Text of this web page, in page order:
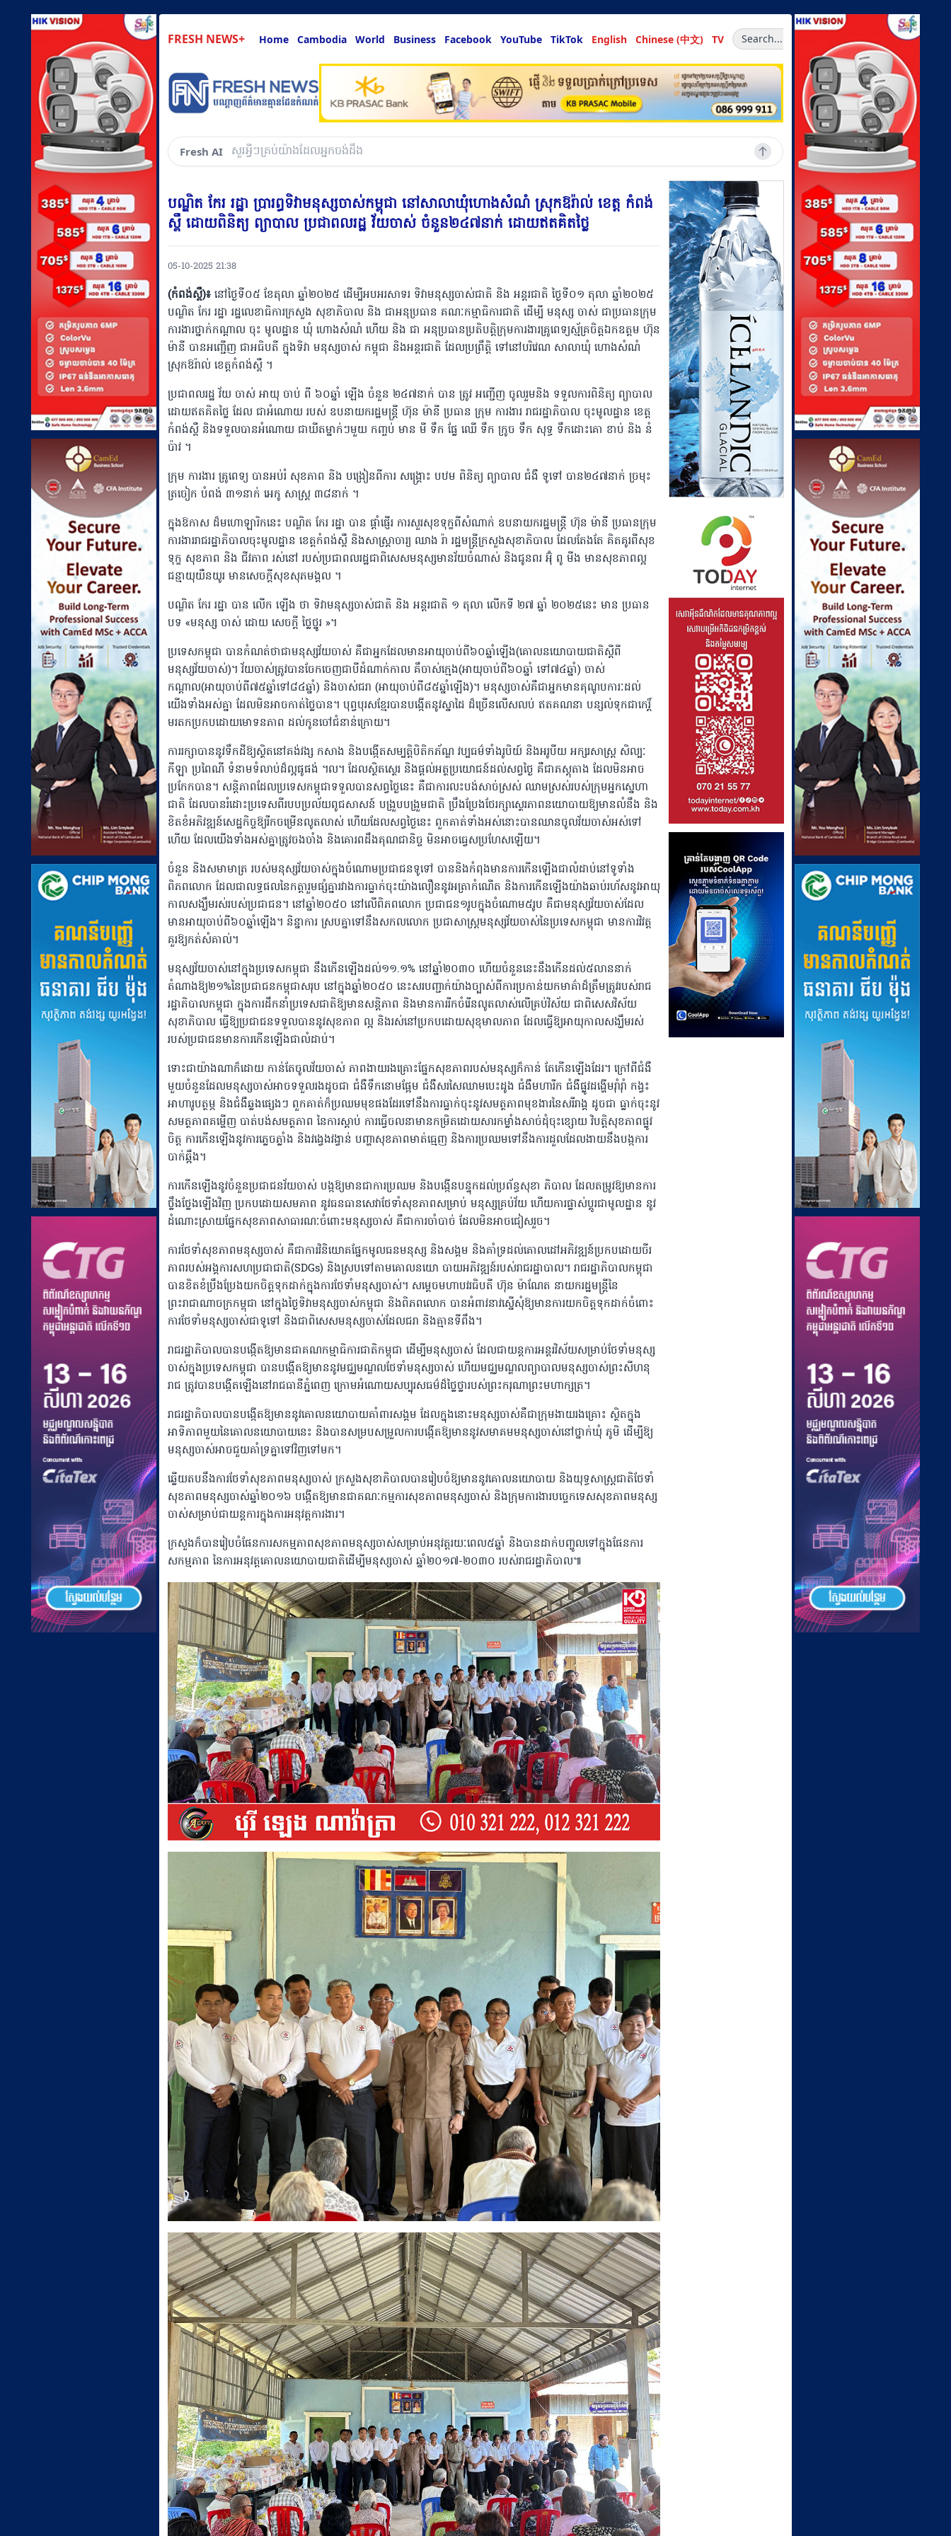
FRESH NEWS+ Home Cambodia World Business Facebook YouTube TikTok English Chinese (中文) TV Search...
Fresh AI ask abou
បណ្ឌិត កែរ រដ្ឋា ប្រារព្ធទិវាមនុស្សចាស់កម្ពុជា នៅសាលាឃុំហោងសំណំ ស្រុកឱរ៉ាល់ ខេត្ត កំពង់
ស្ពឺ ដោយពិនិត្យ ព្យាបាល ប្រជាពលរដ្ឋ វ័យចាស់ ចំនួន២៤៧នាក់ ដោយឥតគិតថ្លៃ
05-10-2025 21:38
(កំពង់ស្ពឺ)៖នៅថ្ងៃទី០៥ ខែតុលា ឆ្នាំ២០២៥ ដើម្បីអបអរសាទរ ទិវាមនុស្សចាស់ជាតិ និង អន្តរជាតិ ថ្ងៃទី០១ តុលា ឆ្នាំ២០២៥
បណ្ឌិត កែរ រដ្ឋា រដ្ឋលេខាធិការក្រសួង សុខាភិបាល និង ជាអនុប្រធាន គណៈកម្មាធិការជាតិ ដេីម្បី មនុស្ស ចាស់ ជាប្រធានក្រុម
ការងារថ្នាក់កណ្តាល ចុះ មូលដ្ឋាន ឃុំ ហោងសំណំ ហើយ និង ជា អនុប្រធានប្រតិបត្តិក្រុមការងារគ្រូពេទ្យស្ម័គ្រចិត្តឯកឧត្តម ហ៊ុន
ម៉ានី បានអញ្ជេីញ ជាអធិបតី ក្នុងទិវា មនុស្សចាស់ កម្ពុជា និងអន្តរជាតិ ដែលប្រព្រឹត្តិ ទៅនៅបរិវេណ សាលាឃុំ ហោងសំណំ
ស្រុកឱរ៉ាល់ ខេត្តកំពង់ស្ពឺ ។
ប្រជាពលរដ្ឋ វ័យ ចាស់ អាយុ ចាប់ ពី ៦០ឆ្នាំ ឡើង ចំនួន ២៤៧នាក់ បាន ត្រូវ អញ្ជើញ ចូលរួមនិង ទទួលការពិនិត្យ ព្យាបាល
ដោយឥតគិតថ្លៃ ដែល ជាអំណោយ របស់ ឧបនាយករដ្ឋមន្ត្រី ហ៊ុន ម៉ានី ប្រធាន ក្រុម ការងារ រាជរដ្ឋាភិបាល ចុះមូលដ្ឋាន ខេត្ត
កំពង់ស្ពឺ និងទទួលបានអំណោយ ជាឃីតម្នាក់ៗមួយ កញ្ចប់ មាន មី ទឹក ផ្លែ ឈើ ទឹក ក្រូច ទឹក សុទ្ធ ទឹកដោះគោ ខាប់ និង នំ
ប៉ាវ ។
ក្រុម ការងារ គ្រូពេទ្យ បានអប់រំ សុខភាព និង បង្រៀនពីការ សង្គ្រោះ បឋម ពិនិត្យ ព្យាបាល ជំងឺ ទូទៅ បាន២៤៧នាក់ ច្រមុះ
ត្រចៀក បំពង់ ៣១នាក់ អេកូ សាស្ត្រ ៣៨នាក់ ។
ក្នុងឱកាស ដ៏មហោឡារិកនេះ បណ្ឌិត កែរ រដ្ឋា បាន ផ្តាំផ្ញើរ ការសួរសុខទុក្ខពីសំណាក់ ឧបនាយករដ្ឋមន្ត្រី ហ៊ុន ម៉ានី ប្រធានក្រុម
ការងាររាជរដ្ឋាភិបាលចុះមូលដ្ឋាន ខេត្តកំពង់ស្ពឺ និងសាស្ត្រាចារ្យ ឈាង រ៉ា រដ្ឋមន្ត្រីក្រសួងសុខាភិបាល ដែលតែងតែ គិតគូរពីសុខ
ទុក្ខ សុខភាព និង ជីវភាព រស់នៅ របស់ប្រជាពលរដ្ឋជាពិសេសមនុស្សមានវ័យចំណាស់ និងជូនពរ អ៊ុំ ពូ មីង មានសុខភាពល្អ
ជន្មាយុយឺនយូរ មានសេចក្ដីសុខសុភមង្គល ។
បណ្ឌិត កែរ រដ្ឋា បាន លើក ឡើង ថា ទិវាមនុស្សចាស់ជាតិ និង អន្តរជាតិ ១ តុលា លេីកទី ២៧ ឆ្នាំ ២០២៥នេះ មាន ប្រធាន
បទ «មនុស្ស ចាស់ ដោយ សេចក្ដី ថ្លៃថ្នូរ »។
ប្រទេសកម្ពុជា បានកំណត់ថាជាមនុស្សវ័យចាស់ គឺជាអ្នកដែលមានអាយុចាប់ពី៦០ឆ្នាំឡើង(គោលនយោបាយជាតិស្តីពី
មនុស្សវ័យចាស់)។ វ័យចាស់ត្រូវបានចែកចេញជាបីដំណាក់កាល គឹចាស់ក្មេង(អាយុចាប់ពី៦០ឆ្នាំ ទៅ៧៤ឆ្នាំ) ចាស់
កណ្តាល(អាយុចាប់ពី៧៥ឆ្នាំទៅ៨៤ឆ្នាំ) និងចាស់ជរា (អាយុចាប់ពី៨៥ឆ្នាំឡើង)។ មនុស្សចាស់គឺជាអ្នកមានគុណូបការៈដល់
យើងទាំងអស់គ្នា ដែលមិនអាចកាត់ថ្លៃបាន។ បុព្វបុរសខ្មែរបានបង្កើតនូវស្នាដៃ ដ៏ច្រើនលើសលប់ ឥតគណនា បន្សល់ទុកជាកេរ្តិ៍
មរតកប្រកបដោយមោទនភាព ដល់កូនចៅជំនាន់ក្រោយ។
ការរក្សាបាននូវទឹកដីឱ្យស្ថិតនៅគង់វង្ស កសាង និងបង្កើតសម្បត្តិបិតិកភ័ណ្ឌ វប្បធម៌ទាំងរូបិយ៍ និងអរូបីយ អក្សរសាស្ត្រ សិល្បៈ
កីឡា ប្រពៃណី ទំនាមទំលាប់ដ៏ល្អផូផង់ ។ល។ ដែលស្ថិតស្ថេរ និងផ្តល់អត្ថប្រយោជន៍ដល់សព្វថ្ងៃ គឺជាភស្តុតាង ដែលមិនអាច
ប្រកែកបាន។ សន្តិភាពដែលប្រទេសកម្ពុជាទទួលបានសព្វថ្ងៃនេះ គឺជាការលះបង់សាច់ស្រស់ ឈាមស្រស់របស់ក្រុមអ្នកស្នេហា
ជាតិ ដែលបានរំដោះប្រទេសពីរបបប្រល័យពូជសាសន៍ បង្រួបបង្រួមជាតិ ប្រឹងប្រែងថែរក្សាស្ថេរភាពនយោបាយឱ្យមានលំនឹង និង
ខិតខំអភិវឌ្ឍន៍សេដ្ឋកិច្ចឱ្យរីកចម្រើនលូតលាស់ ហើយដែលសព្វថ្ងៃនេះ ពួកគាត់ទាំងអស់នោះបានឈានចូលវ័យចាស់អស់ទៅ
ហើយ ដែលយើងទាំងអស់គ្នាត្រូវចងចាំង និងគោរពដឹងគុណជានិច្ច មិនអាចធ្វេសប្រហែសឡើយ។
ចំនួន និងសមាមាត្រ របស់មនុស្សវ័យចាស់ក្នុងចំណោមប្រជាជនទូទៅ បាននិងកំពុងមានការកើនឡើងជាលំដាប់នៅទូទាំង
ពិភពលោក ដែលជាលទ្ធផលនៃកត្តារួមផ្សំគ្នារវាងការធ្លាក់ចុះយ៉ាងលឿននូវអត្រាកំណើត និងការកើនឡើងយ៉ាងឆាប់រហ័សនូវអាយុ
កាលសង្ឃឹមរស់របស់ប្រជាជន។ នៅឆ្នាំ២០៥០ នៅលើពិភពលោក ប្រជាជន១រូបក្នុងចំណោម៥រូប គឺជាមនុស្សវ័យចាស់ដែល
មានអាយុចាប់ពី៦០ឆ្នាំឡើង។ និន្នាការ ស្របគ្នាទៅនឹងសកលលោក ប្រជាសាស្ត្រមនុស្សវ័យចាស់នៃប្រទេសកម្ពុជា មានការវិវត្ត
គួរឱ្យកត់សំគាល់។
មនុស្សវ័យចាស់នៅក្នុងប្រទេសកម្ពុជា នឹងកើនឡើងដល់១១.១% នៅឆ្នាំ២០៣០ ហើយចំនួននេះនឹងកើនដល់៥លាននាក់
តំណាងឱ្យ២១%នៃប្រជាជនកម្ពុជាសរុប នៅក្នុងឆ្នាំ២០៥០ នេះសរបញ្ជាក់យ៉ាងច្បាស់ពីការប្រកាន់យកមាគ៌ាដ៏ត្រឹមត្រូវរបស់រាជ
រដ្ឋាភិបាលកម្ពុជា ក្នុងការដឹកនាំប្រទេសជាតិឱ្យមានសន្តិភាព និងមានការរីកចំរើនលូតលាស់លើគ្រប់វិស័យ ជាពិសេសវិស័យ
សុខាភិបាល ធ្វើឱ្យប្រជាជនទទួលបាននូវសុខភាព ល្អ និងរស់នៅប្រកបដោយសុខុមាលភាព ដែលធ្វើឱ្យអាយុកាលសង្ឃឹមរស់
របស់ប្រជាជនមានការកើនឡើងជាលំដាប់។
ទោះជាយ៉ាងណាក៏ដោយ កាន់តែចូលវ័យចាស់ ភាពងាយរងគ្រោះផ្នែកសុខភាពរបស់មនុស្សក៏កាន់ តែកើនឡើងដែរ។ ក្រៅពីជំងឺ
មួយចំនួនដែលមនុស្សចាស់អាចទទួលរងដូចជា ជំងឺទឹកនោមផ្អែម ជំងឺសរសៃឈាមបេះដូង ជំងឺមហារីក ជំងឺផ្លូវដង្ហើមរ៉ាំរ៉ាំ កង្វះ
អាហារូបត្ថម្ភ និងជំងឺឆ្លងផ្សេងៗ ពួកគាត់ក៏ប្រឈមមុខផងដែរទៅនឹងការធ្លាក់ចុះនូវសមត្ថភាពមុខងារនៃសរីរាង្គ ដូចជា ធ្លាក់ចុះនូវ
សមត្ថភាពគម្ហើញ បាត់បង់សមត្ថភាព នៃការស្តាប់ ការធ្វើចលនាមានកម្រិតដោយសារកម្លាំងសាច់ដុំចុះខ្សោយ វិបត្តិសុខភាពផ្លូវ
ចិត្ត ការកើនឡើងនូវការភ្លេចភ្លាំង និងវង្វេងវង្វាន់ បញ្ហាសុខភាពមាត់ធ្មេញ និងការប្រឈមទៅនឹងការដួលដែលងាយនឹងបង្កការ
បាក់ឆ្អឹង។
ការកើនឡើងនូវចំនួនប្រជាជនវ័យចាស់ បង្កឱ្យមានជាការប្រឈម និងបង្កើនបន្ទុកដល់ប្រព័ន្ធសុខា ភិបាល ដែលតម្រូវឱ្យមានការ
ថ្លឹងថ្លែងឡើងវិញ ប្រកបដោយសមភាព នូវធនធានសេវាថែទាំសុខភាពសម្រាប់ មនុស្សគ្រប់វ័យ ហើយការផ្លាស់ប្តូរជាមូលដ្ឋាន នូវ
ដំណោះស្រាយផ្នែកសុខភាពសាធារណៈចំពោះមនុស្សចាស់ គឺជាការចាំបាច់ ដែលមិនអាចជៀសរួច។
ការថែទាំសុខភាពមនុស្សចាស់ គឺជាការវិនិយោគផ្នែកមូលធនមនុស្ស និងសង្គម និងគាំទ្រដល់គោលដៅអភិវឌ្ឍន៍ប្រកបដោយចីរ
ភាពរបស់អង្គការសហប្រជាជាតិ(SDGs) និងស្របទៅតាមគោលនយោ បាយអភិវឌ្ឍន៍របស់រាជរដ្ឋាបាល។ រាជរដ្ឋាភិបាលកម្ពុជា
បានខិតខំប្រឹងប្រែងយកចិត្តទុកដាក់ក្នុងការថែទាំមនុស្សចាស់។ សម្តេចមហាបវរធិបតី ហ៊ុន ម៉ាណែត នាយករដ្ឋមន្ត្រីនៃ
ព្រះរាជាណាចក្រកម្ពុជា នៅក្នុងថ្ងៃទិវាមនុស្សចាស់កម្ពុជា និងពិភពលោក បានអំពាវនាវស្នើសុំឱ្យមានការយកចិត្តទុកដាក់ចំពោះ
ការថែទាំមនុស្សចាស់ជាទូទៅ និងជាពិសេសមនុស្សចាស់ដែលជរា និងគ្មានទីពឹង។
រាជរដ្ឋាភិបាលបានបង្កើតឱ្យមានជាគណកម្មាធិការជាតិកម្ពុជា ដើម្បីមនុស្សចាស់ ដែលជាយន្តការអន្តរវិស័យសម្រាប់ថែទាំមនុស្ស
ចាស់ក្នុងប្រទេសកម្ពុជា បានបង្កើតឱ្យមាននូវមជ្ឈមណ្ឌលថែទាំមនុស្សចាស់ ហើយមជ្ឈមណ្ឌលព្យាបាលមនុស្សចាស់ព្រះសីហនុ
រាជ ត្រូវបានបង្កើតឡើងនៅរាជធានីភ្នំពេញ ក្រោមអំណោយសប្បុរសធម៌ដ៏ថ្លៃថ្លារបស់ព្រះករុណាព្រះមហាក្សត្រ។
រាជរដ្ឋាភិបាលបានបង្កើតឱ្យមាននូវគោលនយោបាយគាំពារសង្គម ដែលក្នុងនោះមនុស្សចាស់គឺជាក្រុមងាយរងគ្រោះ ស្ថិតក្នុង
អាទិភាពមួយនៃគោលនយោបាយនេះ និងបានសម្របសម្រួលការបង្កើតឱ្យមាននូវសមាគមមនុស្សចាស់នៅថ្នាក់ឃុំ ភូមិ ដើម្បីឱ្យ
មនុស្សចាស់អាចជួយគាំទ្រគ្នាទៅវិញទៅមក។
ឆ្លើយតបនឹងការថែទាំសុខភាពមនុស្សចាស់ ក្រសួងសុខាភិបាលបានរៀបចំឱ្យមាននូវគោលនយោបាយ និងយុទ្ធសាស្ត្រជាតិថែទាំ
សុខភាពមនុស្សចាស់ឆ្នាំ២០១៦ បង្កើតឱ្យមានជាគណៈកម្មការសុខភាពមនុស្សចាស់ និងក្រុមការងារបច្ចេកទេសសុខភាពមនុស្ស
ចាស់សម្រាប់ជាយន្តការក្នុងការអនុវត្តការងារ។
ក្រសួងក៏បានរៀបចំផែនការសកម្មភាពសុខភាពមនុស្សចាស់សម្រាប់អនុវត្តរយៈពេល៥ឆ្នាំ និងបានដាក់បញ្ចូលទៅក្នុងផែនការ
សកម្មភាព នៃការអនុវត្តគោលនយោបាយជាតិដើម្បីមនុស្សចាស់ ឆ្នាំ២០១៧-២០៣០ របស់រាជរដ្ឋាភិបាល៕